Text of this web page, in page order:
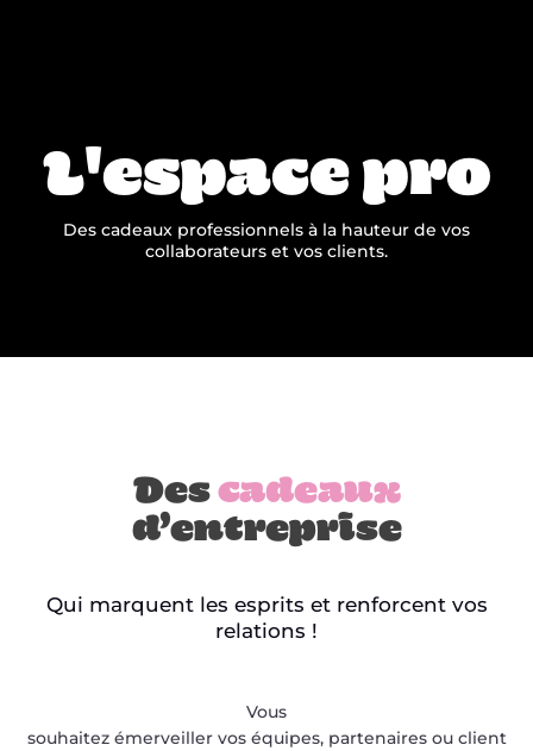
L'espace pro
Des cadeaux professionnels à la hauteur de vos
collaborateurs et vos clients.
Descadeaux
d’entreprise
Qui marquent les esprits et renforcent vos
relations !
Vous
souhaitez émerveiller vos équipes, partenaires ou client